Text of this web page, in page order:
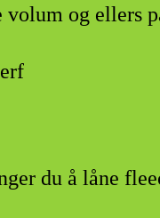
og ellers
du å låne